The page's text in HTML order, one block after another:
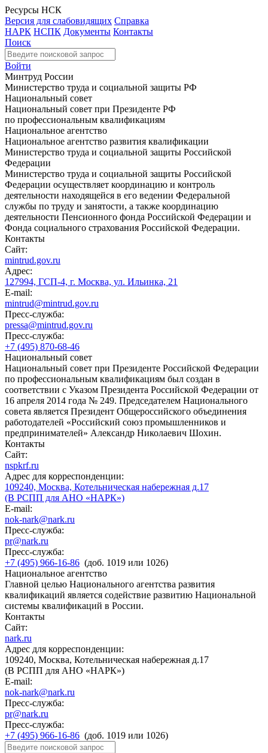
Ресурсы НСК
Версия для слабовидящих Справка
НАРК НСПК Документы Контакты
Поиск
Войти
Минтруд России
Министерство труда и социальной защиты РФ
Национальный совет
Национальный совет при Президенте РФ
по профессиональным квалификациям
Национальное агентство
Национальное агентство развития квалификации
Министерство труда и социальной защиты Российской
Федерации
Министерство труда и социальной защиты Российской
Федерации осуществляет координацию и контроль
деятельности находящейся в его ведении Федеральной
службы по труду и занятости, а также координацию
деятельности Пенсионного фонда Российской Федерации и
Фонда социального страхования Российской Федерации.
Контакты
Сайт:
mintrud.gov.ru
Адрес:
127994, ГСП-4, г. Москва, ул. Ильинка, 21
E-mail:
mintrud@mintrud.gov.ru
Пресс-служба:
pressa@mintrud.gov.ru
Пресс-служба:
+7 (495) 870-68-46
Национальный совет
Национальный совет при Президенте Российской Федерации
по профессиональным квалификациям был создан в
соответствии с Указом Президента Российской Федерации от
16 апреля 2014 года № 249. Председателем Национального
совета является Президент Общероссийского объединения
работодателей «Российский союз промышленников и
предпринимателей» Александр Николаевич Шохин.
Контакты
Сайт:
nspkrf.ru
Адрес для корреспонденции:
109240, Москва, Котельническая набережная д.17
(В РСПП для АНО «НАРК»)
E-mail:
nok-nark@nark.ru
Пресс-служба:
pr@nark.ru
Пресс-служба:
+7 (495) 966-16-86 (доб. 1019 или 1026)
Национальное агентство
Главной целью Национального агентства развития
квалификаций является содействие развитию Национальной
системы квалификаций в России.
Контакты
Сайт:
nark.ru
Адрес для корреспонденции:
109240, Москва, Котельническая набережная д.17
(В РСПП для АНО «НАРК»)
E-mail:
nok-nark@nark.ru
Пресс-служба:
pr@nark.ru
Пресс-служба:
+7 (495) 966-16-86 (доб. 1019 или 1026)